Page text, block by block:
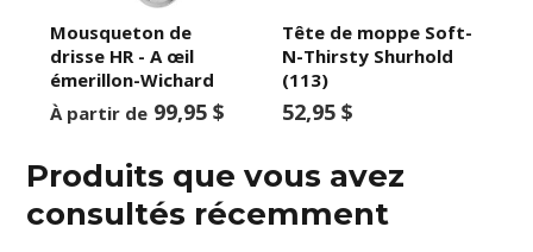
Mousqueton de
drisse HR - A œil
émerillon-Wichard
À partir de 99,95 $
Tête de moppe Soft-
N-Thirsty Shurhold
(113)
52,95 $
Produits que vous avez
consultés récemment